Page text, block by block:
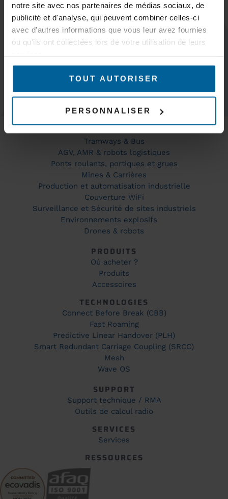
notre site avec nos partenaires de médias sociaux, de
publicité et d'analyse, qui peuvent combiner celles-ci
avec d'autres informations que vous leur avez fournies
ou qu'ils ont collectées lors de votre utilisation de leurs
TOUT AUTORISER
PERSONNALISER
S'inscrire
GARDEZ LE
CONTACT
Tramways & Bus
AGV, AMR & robots logistiques
Ponts roulants, portiques et grues
Mines & Carrières
Production et automatisation industrielle
Couverture WiFi
Surveillance et Sécurité de sites industriels
Environnements explosifs
Drones & robots
PRODUITS
Où acheter ?
Produits
Accessoires
TECHNOLOGIES
Connect Before Break (CBB)
Fast Roaming
Predictive Linear Handover (PLH)
Smart Redundant Carriage Coupling (SRCC)
Mesh
Wave OS
SUPPORT
Support technique / RMA
Outils de calcul radio
SERVICES
Services
RESSOURCES